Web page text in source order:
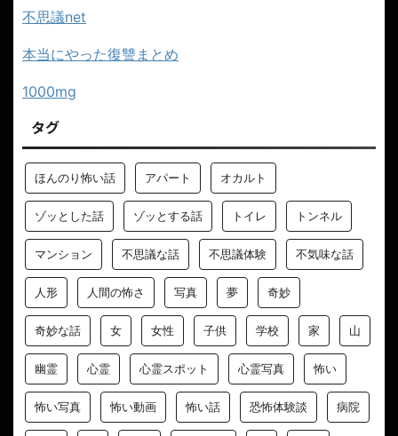
不思議net
本当にやった復讐まとめ
1000mg
タグ
ほんのり怖い話 アパート オカルト
ゾッとした話 ゾッとする話 トイレ トンネル
マンション 不思議な話 不思議体験 不気味な話
人形 人間の怖さ 写真 夢 奇妙
奇妙な話 女 女性 子供 学校 家 山
幽霊 心霊 心霊スポット 心霊写真 怖い
怖い写真 怖い動画 怖い話 恐怖体験談 病院